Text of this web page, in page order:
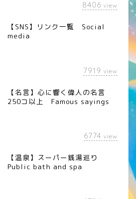
8406 view
【SNS】リンク一覧 Social
media
7919 view
【名言】心に響く偉人の名言
250コ以上 Famous sayings
6774 view
【温泉】スーパー銭湯巡り
Public bath and spa